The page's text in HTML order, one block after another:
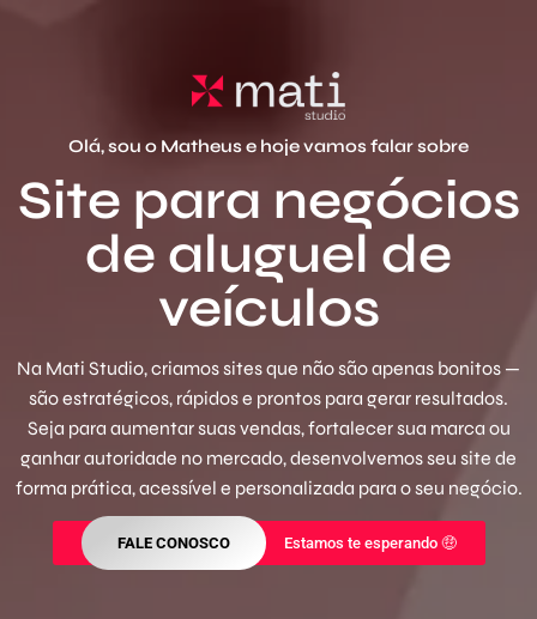
Olá, sou o Matheus e hoje vamos falar sobre
Site para negócios
de aluguel de
veículos
Na Mati Studio, criamos sites que não são apenas bonitos —
são estratégicos, rápidos e prontos para gerar resultados.
Seja para aumentar suas vendas, fortalecer sua marca ou
ganhar autoridade no mercado, desenvolvemos seu site de
forma prática, acessível e personalizada para o seu negócio.
FALE CONOSCO Estamos te esperando 🤑